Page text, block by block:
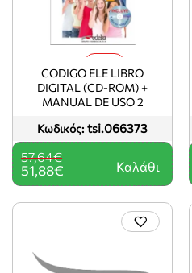
Κωδικός: tsi.066373
CODIGO ELE LIBRO
DIGITAL (CD-ROM) +
MANUAL DE USO 2
51,88€
57,64€
Καλάθι